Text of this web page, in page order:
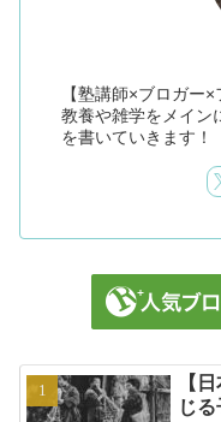
【塾講師×ブロガー
教養や雑学をメイン
を書いていきます！
【
じ